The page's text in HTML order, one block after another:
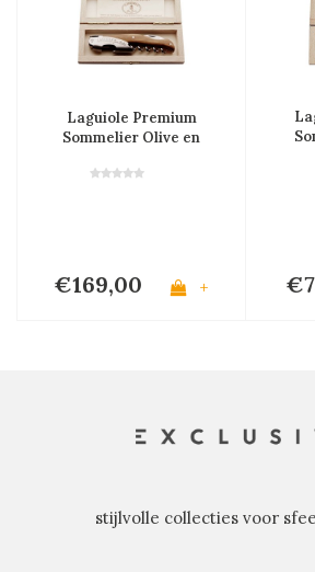
Laguiole Premium
Sommelier Olive en
€169,00 +
stijlvolle collecties voor